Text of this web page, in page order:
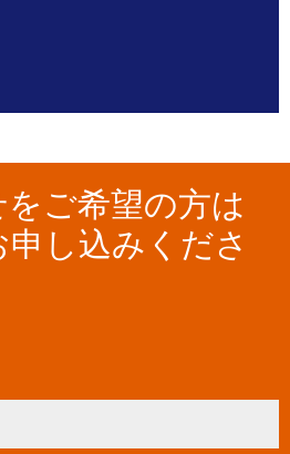
ご希望の方は
し込みくださ